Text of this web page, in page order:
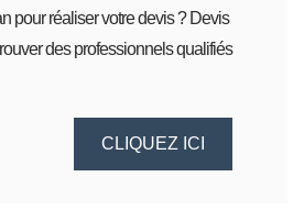
pour réaliser votre devis ? Devis
des professionnels qualifiés
CLIQUEZ ICI